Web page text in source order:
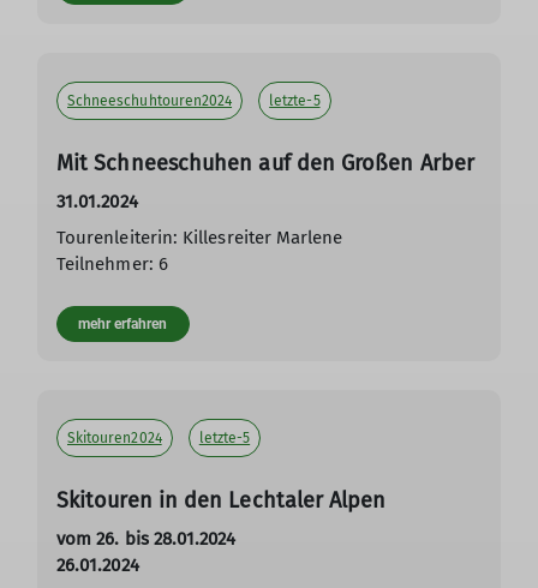
Schneeschuhtouren2024 letzte-5
Mit Schneeschuhen auf den Großen Arber
31.01.2024
Tourenleiterin: Killesreiter Marlene
Teilnehmer: 6
mehr erfahren
Skitouren2024 letzte-5
Skitouren in den Lechtaler Alpen
vom 26. bis 28.01.2024
26.01.2024